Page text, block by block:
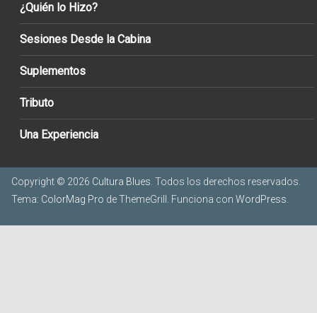
¿Quién lo Hizo?
Sesiones Desde la Cabina
Suplementos
Tributo
Una Experiencia
Copyright © 2026 Cultura Blues . Todos los derechos reservados.
Tema: ColorMag Pro de ThemeGrill. Funciona con WordPress